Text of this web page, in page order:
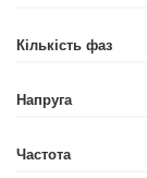
Кількість фаз
Напруга
Частота